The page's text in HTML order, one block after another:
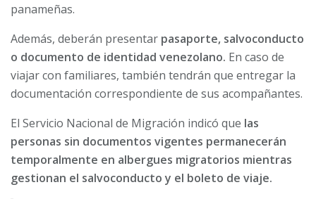
panameñas.
Además, deberán presentar pasaporte, salvoconducto
o documento de identidad venezolano. En caso de
viajar con familiares, también tendrán que entregar la
documentación correspondiente de sus acompañantes.
El Servicio Nacional de Migración indicó que las
personas sin documentos vigentes permanecerán
temporalmente en albergues migratorios mientras
gestionan el salvoconducto y el boleto de viaje.